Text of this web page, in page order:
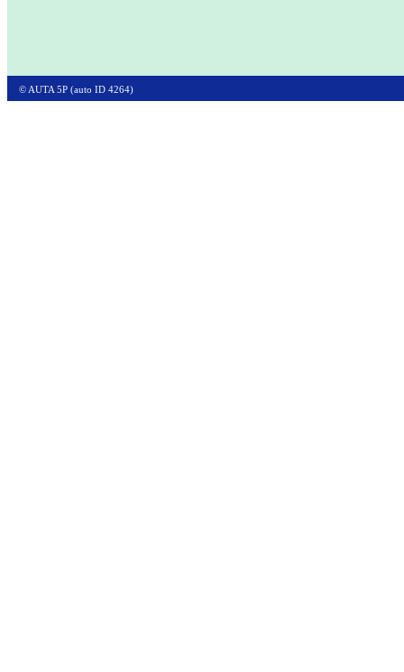
© AUTA 5P (auto ID 4264)